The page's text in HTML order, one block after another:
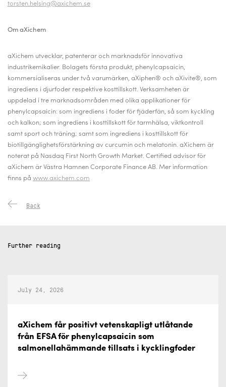
torsten.helsing@axichem.se
Om aXichem
aXichem utvecklar, patenterar och marknadsför innovativa
industrikemikalier. Bolagets första produkt, phenylcapsaicin,
kommersialiseras under två varumärken, aXiphen® och aXivite®, som
ingrediens i djurfoder respektive kosttillskott. Verksamheten är
uppdelad i tre marknadsområden med olika applikationer för
phenylcapsaicin: som ingrediens i foder för fjäderfän, så som kyckling
och kalkon; som ingrediens i kosttillskott för tarmhälsa, viktkontroll
samt sport och träning; samt som ingrediens i kosttillskott för
biotillgänglighetsförstärkning av curcumin och melatonin. aXichem är
noterat på Nasdaq First North Growth Market. Certified advisor för
aXichem är Västra Hamnen Corporate Finance AB. Mer information
finns på www.axichem.com
Back
Further reading
July 24, 2026
aXichem får positivt vetenskapligt utlåtande
från EFSA för phenylcapsaicin som
salmonellahämmande tillsats i kycklingfoder